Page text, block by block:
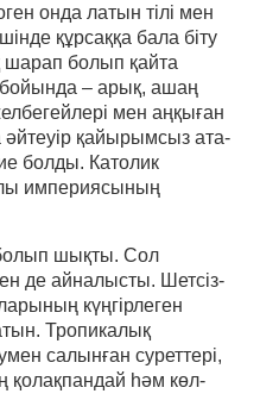
онда латын тілі мен
құрсаққа бала біту
болып қайта
– арық, ашаң
мен аңқыған
қайырымсыз ата-
болды. Католик
империясының
шықты. Сол
де айналысты. Шетсіз-
күңгірлеген
Тропикалық
салынған суреттері,
қолақпандай һәм көл-